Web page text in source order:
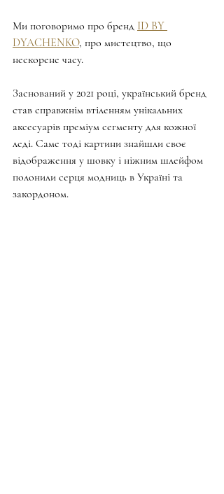
Ми поговоримо про бренд ID BY
DYACHENKO, про мистецтво, що
нескорене часу.
Заснований у 2021 році, український бренд
став справжнім втіленням унікальних
аксесуарів преміум сегменту для кожної
леді. Саме тоді картини знайшли своє
відображення у шовку і ніжним шлейфом
полонили серця модниць в Україні та
закордоном.